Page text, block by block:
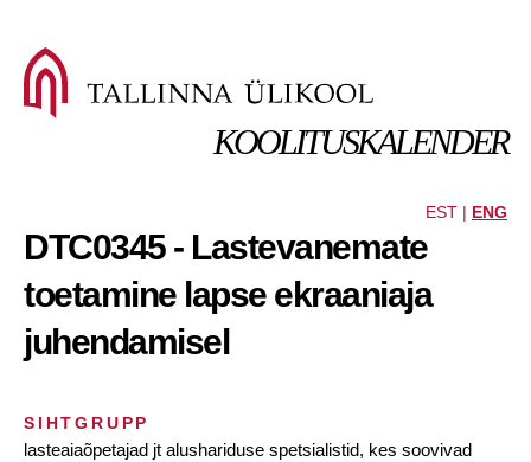
KOOLITUSKALENDER
EST | ENG
DTC0345 - Lastevanemate
toetamine lapse ekraaniaja
juhendamisel
SIHTGRUPP
lasteaiaõpetajad jt alushariduse spetsialistid, kes soovivad